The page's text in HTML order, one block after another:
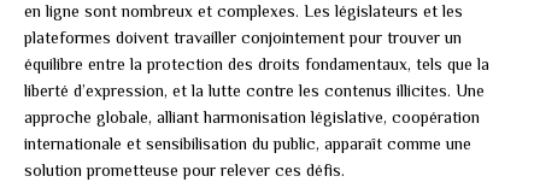
en ligne sont nombreux et complexes. Les législateurs et les
plateformes doivent travailler conjointement pour trouver un
équilibre entre la protection des droits fondamentaux, tels que la
liberté d’expression, et la lutte contre les contenus illicites. Une
approche globale, alliant harmonisation législative, coopération
internationale et sensibilisation du public, apparaît comme une
solution prometteuse pour relever ces défis.